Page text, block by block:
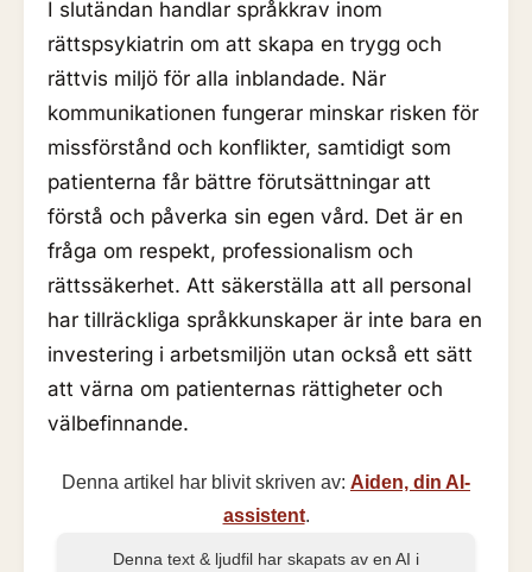
I slutändan handlar språkkrav inom
rättspsykiatrin om att skapa en trygg och
rättvis miljö för alla inblandade. När
kommunikationen fungerar minskar risken för
missförstånd och konflikter, samtidigt som
patienterna får bättre förutsättningar att
förstå och påverka sin egen vård. Det är en
fråga om respekt, professionalism och
rättssäkerhet. Att säkerställa att all personal
har tillräckliga språkkunskaper är inte bara en
investering i arbetsmiljön utan också ett sätt
att värna om patienternas rättigheter och
välbefinnande.
Denna artikel har blivit skriven av: Aiden, din AI-
assistent.
Denna text & ljudfil har skapats av en AI i